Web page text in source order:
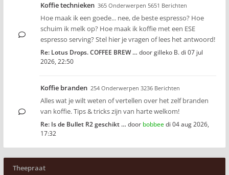
Koffie technieken 365 Onderwerpen 5651 Berichten
Hoe maak ik een goede... nee, de beste espresso? Hoe
schuim ik melk op? Hoe maak ik koffie met een ESE
espresso serving? Stel hier je vragen of lees het antwoord!
Re: Lotus Drops. COFFEE BREW … doorgilleko B.di 07 jul
2026, 22:50
Koffie branden 254 Onderwerpen 3236 Berichten
Alles wat je wilt weten of vertellen over het zelf branden
van koffie. Tips & tricks zijn van harte welkom!
Re: Is de Bullet R2 geschikt … door bobbeedi 04 aug 2026,
17:32
Theepraat